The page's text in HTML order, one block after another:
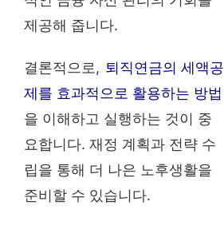
제공해 줍니다.
결론적으로, 퇴직연금의 세액공
제를 효과적으로 활용하는 방법
을 이해하고 실행하는 것이 중
요합니다. 재정 계획과 전략 수
립을 통해 더 나은 노후생활을
준비할 수 있습니다.